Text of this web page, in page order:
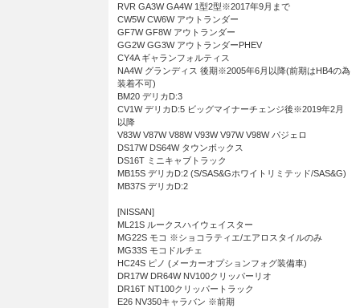
RVR GA3W GA4W 1型2型※2017年9月まで
CW5W CW6W アウトランダー
GF7W GF8W アウトランダー
GG2W GG3W アウトランダーPHEV
CY4A ギャランフォルティス
NA4W グランディス 後期※2005年6月以降(前期はHB4の為
装着不可)
BM20 デリカD:3
CV1W デリカD:5 ビッグマイナーチェンジ後※2019年2月
以降
V83W V87W V88W V93W V97W V98W パジェロ
DS17W DS64W タウンボックス
DS16T ミニキャブトラック
MB15S デリカD:2 (S/SAS&Gホワイトリミテッド/SAS&G)
MB37S デリカD:2
[NISSAN]
ML21S ルークスハイウェイスター
MG22S モコ ※ショコラティエ/エアロスタイルのみ
MG33S モコドルチェ
HC24S ピノ (メーカーオプションフォグ装備車)
DR17W DR64W NV100クリッパーリオ
DR16T NT100クリッパートラック
E26 NV350キャラバン ※前期